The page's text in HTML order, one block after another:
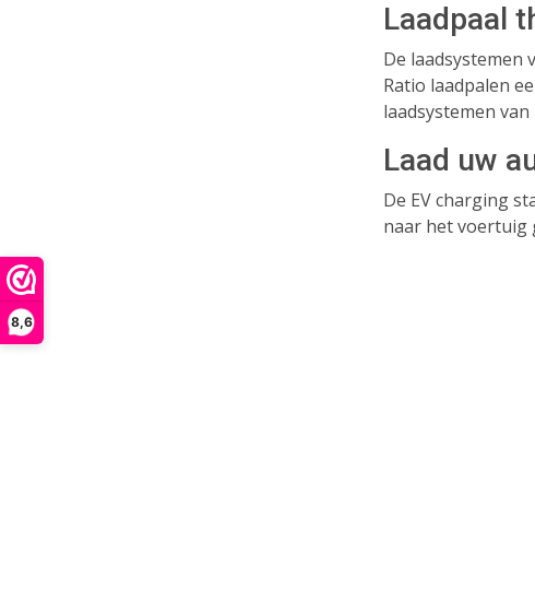
8,6
Laadpaal
De laadsystemen
Ratio laadpalen
laadsystemen
Laad uw
De EV charging
naar het voertuig